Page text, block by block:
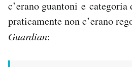
c’erano guantoni e categoria
praticamente non c’erano
Guardian: